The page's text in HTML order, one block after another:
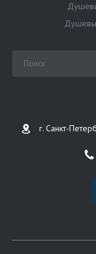
г. Санкт-